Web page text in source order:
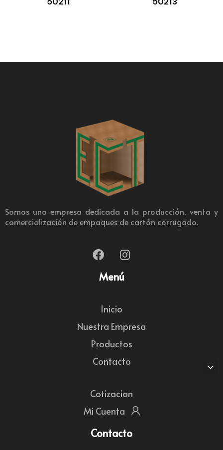
Somos una empresa dedicada a la producción, venta y
comercialización de empaques de cartón corrugado.
Menú
Inicio
Nuestra Empresa
Productos
Contacto
Cotizacion
Mi Cuenta
Contacto